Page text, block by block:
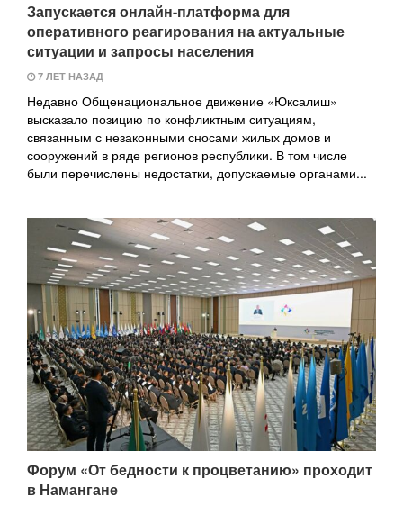
Запускается онлайн-платформа для
оперативного реагирования на актуальные
ситуации и запросы населения
7 ЛЕТ НАЗАД
Недавно Общенациональное движение «Юксалиш»
высказало позицию по конфликтным ситуациям,
связанным с незаконными сносами жилых домов и
сооружений в ряде регионов республики. В том числе
были перечислены недостатки, допускаемые органами...
Форум «От бедности к процветанию» проходит
в Намангане